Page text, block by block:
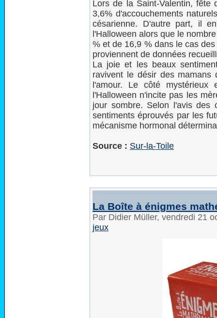
Lors de la Saint-Valentin, fête
3,6% d'accouchements
césarienne. D'autre part, il
l'Halloween alors que le
% et de 16,9 % dans le cas
proviennent de données
La joie et les beaux
ravivent le désir des
l'amour. Le côté
l'Halloween n'incite pas les
jour sombre. Selon l'avis des
sentiments éprouvés par les
mécanisme hormonal
Source : Sur-la-Toile
La Boîte à énigmes
Par Didier Müller, vendredi 21
jeux